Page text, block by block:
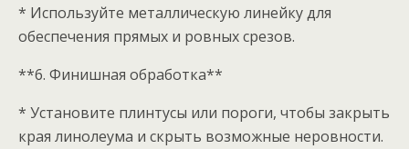
* Используйте металлическую линейку для
обеспечения прямых и ровных срезов.
**6. Финишная обработка**
* Установите плинтусы или пороги, чтобы закрыть
края линолеума и скрыть возможные неровности.